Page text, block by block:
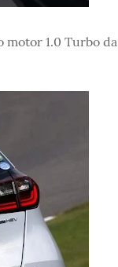
motor 1.0 Turbo da